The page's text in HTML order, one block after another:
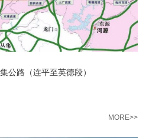
公路（连平至英德段）
MORE>>